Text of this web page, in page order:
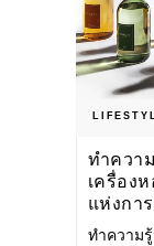
ทำควา
เครื่อง
แห่งกา
หอม ผ
ทำความ